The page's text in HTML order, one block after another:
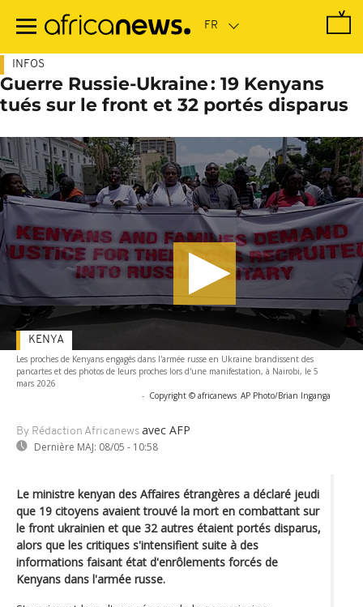
contenu
INFOS
Guerre Russie-Ukraine : 19 Kenyans
tués sur le front et 32 portés disparus
Les proches de Kenyans engagés dans l'armée russe en Ukraine brandissent des
pancartes et des photos de leurs proches lors d'une manifestation, à Nairobi, le 5
mars 2026
- Copyright © africanews AP Photo/Brian Inganga
By Rédaction Africanews avec AFP
Dernière MAJ: 08/05 - 10:58
KENYA
Le ministre kenyan des Affaires étrangères a déclaré jeudi
que 19 citoyens avaient trouvé la mort en combattant sur
le front ukrainien et que 32 autres étaient portés disparus,
alors que les critiques s'intensifient suite à des
informations faisant état d'enrôlements forcés de
Kenyans dans l'armée russe.